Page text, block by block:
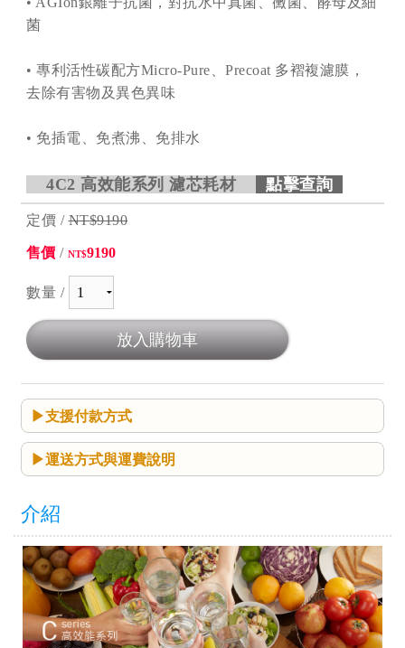
菌
• 專利活性碳配方Micro-Pure、Precoat 多褶複濾膜，
去除有害物及異色異味
• 免插電、免煮沸、免排水
4C2 高效能系列 濾芯耗材 點擊查詢
定價 /NT$9190
售價 / NT$9190
數量 /
支援付款方式
運送方式與運費說明
介紹